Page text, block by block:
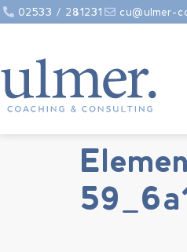
‭02533 / 281231 cu@ulmer-